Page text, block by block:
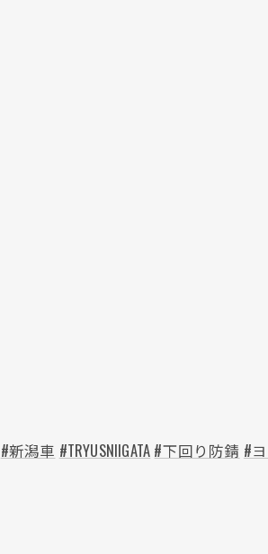
#新潟車 #TRYUSNIIGATA #下回り防錆 #